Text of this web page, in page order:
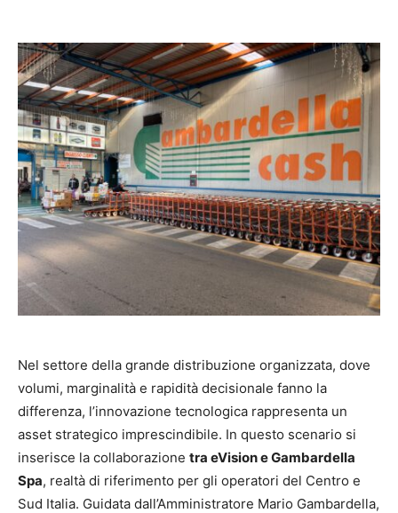
Nel settore della grande distribuzione organizzata, dove
volumi, marginalità e rapidità decisionale fanno la
differenza, l’innovazione tecnologica rappresenta un
asset strategico imprescindibile. In questo scenario si
inserisce la collaborazione tra eVision e Gambardella
Spa, realtà di riferimento per gli operatori del Centro e
Sud Italia. Guidata dall’Amministratore Mario Gambardella,